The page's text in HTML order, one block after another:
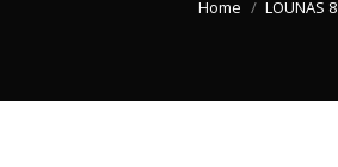
Home LOUNAS 8